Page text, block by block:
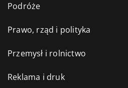
Podróże
Prawo, rząd i polityka
Przemysł i rolnictwo
Reklama i druk